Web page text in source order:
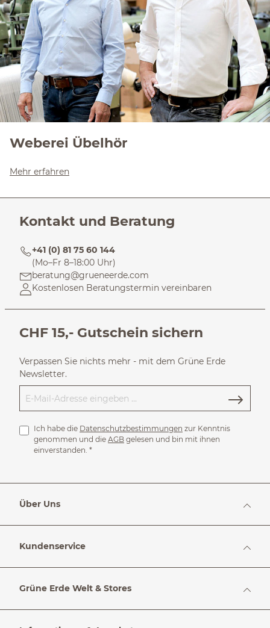
Weberei Übelhör
Mehr erfahren
Kontakt und Beratung
+41 (0) 81 75 60 144
(Mo–Fr 8–18:00 Uhr)
beratung@grueneerde.com
Kostenlosen Beratungstermin vereinbaren
CHF 15,- Gutschein sichern
Verpassen Sie nichts mehr - mit dem Grüne Erde
Newsletter.
Ich habe die Datenschutzbestimmungen zur Kenntnis
genommen und die AGB gelesen und bin mit ihnen
einverstanden. *
Über Uns
Kundenservice
Grüne Erde Welt & Stores